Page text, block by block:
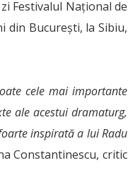
Festivalul Național de
din București, la Sibiu,
cele mai importante
ale acestui dramaturg,
inspirată a lui Radu
Constantinescu, critic